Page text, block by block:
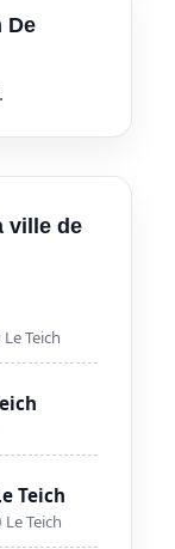
De
ville de
Teich
Teich
Teich